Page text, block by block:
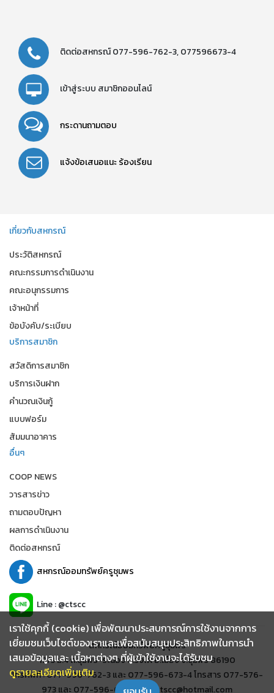
ติดต่อสหกรณ์077-596-762-3,077596673-4
เข้าสู่ระบบ สมาชิกออนไลน์
กระดานถามตอบ
แจ้งข้อเสนอแนะร้องเรียน
เกี่ยวกับสหกรณ์
ประวัติสหกรณ์
คณะกรรมการดำเนินงาน
คณะอนุกรรมการ
เจ้าหน้าที่
ข้อบังคับ/ระเบียบ
บริการสมาชิก
สวัสดิการสมาชิก
บริการเงินฝาก
คำนวณเงินกู้
แบบฟอร์ม
สัมมนาอาคาร
อื่นๆ
COOP NEWS
วารสารข่าว
ถามตอบปัญหา
ผลการดำเนินงาน
ติดต่อสหกรณ์
สหกรณ์ออมทรัพย์ครูชุมพร
Line : @ctscc
สหกรณ์ออมทรัพย์ครูชุมพร
19/3 ม.4 ถ.ชุมพร-ระนอง ต.วังไผ่ อ.เมือง จ.ชุมพร 86190
โทรศัพท์ : 077-596-762-3 และ 077-596-673-4 โทรสาร 077-576-
973 และ 077-596-678 อีเมล์ : ctscc@hotmail.com
เราใช้คุกกี้ (cookie) เพื่อพัฒนาประสบการณ์การใช้งานจากการ
เยี่ยมชมเว็บไซต์ของเราและเพื่อสนับสนุนประสิทธิภาพในการนำ
เสนอข้อมูลและ เนื้อหาต่างๆ ที่ผู้เข้าใช้งานจะได้รับชม
ดูรายละเอียดเพิ่มเติม